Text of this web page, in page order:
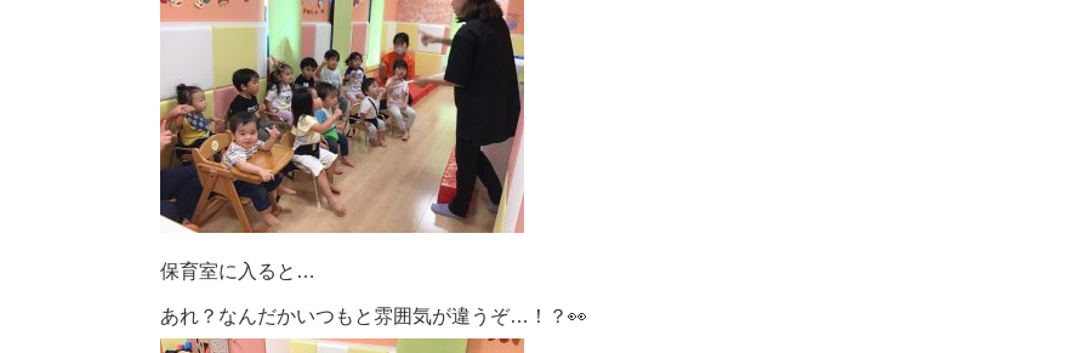
保育室に入ると…
あれ？なんだかいつもと雰囲気が違うぞ…！？👀